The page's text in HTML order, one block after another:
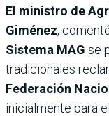
El ministro de
Giménez,
Sistema MAG se
tradicionales
Federación
inicialmente para